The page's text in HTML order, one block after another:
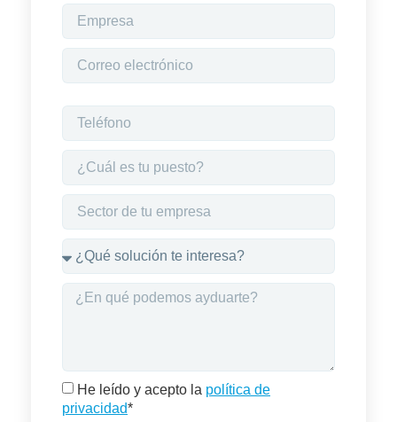
He leído y acepto la política de
privacidad*